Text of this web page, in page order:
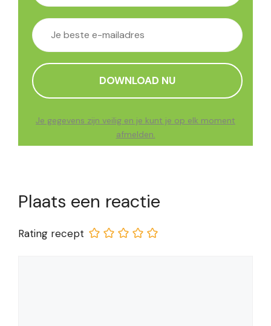
Je gegevens zijn veilig en je kunt je op elk moment
afmelden.
Plaats een reactie
Rating recept